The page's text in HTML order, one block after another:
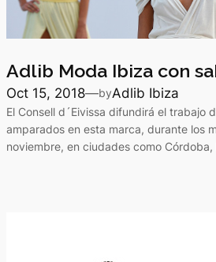
Adlib Moda Ibiza con
Oct 15, 2018—byAdlib Ibiza
El Consell d´Eivissa difundirá el trabajo
amparados en esta marca, durante los
noviembre, en ciudades como Córdoba,